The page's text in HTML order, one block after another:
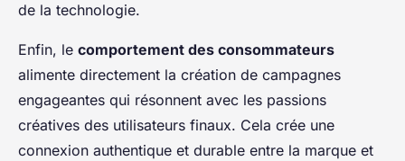
de la technologie.
Enfin, le comportement des consommateurs
alimente directement la création de campagnes
engageantes qui résonnent avec les passions
créatives des utilisateurs finaux. Cela crée une
connexion authentique et durable entre la marque et